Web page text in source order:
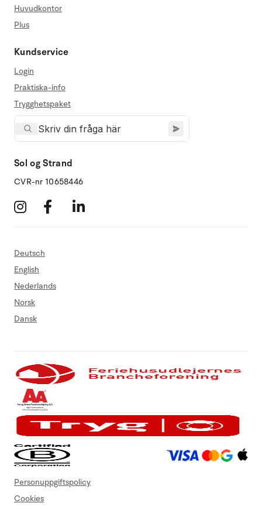
Huvudkontor
Plus
Kundservice
Login
Praktiska-info
Trygghetspaket
Sol og Strand
CVR-nr 10658446
Deutsch
English
Nederlands
Norsk
Dansk
Personuppgiftspolicy
Cookies